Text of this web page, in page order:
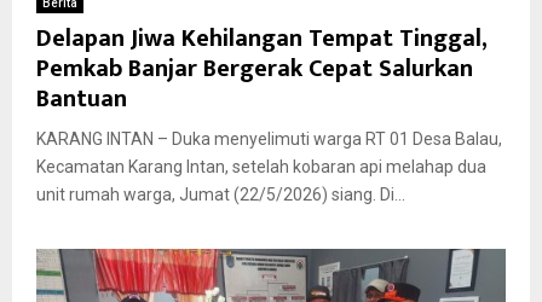
Delapan Jiwa Kehilangan Tempat Tinggal,
Pemkab Banjar Bergerak Cepat Salurkan
Bantuan
KARANG INTAN – Duka menyelimuti warga RT 01 Desa Balau,
Kecamatan Karang Intan, setelah kobaran api melahap dua
unit rumah warga, Jumat (22/5/2026) siang. Di...